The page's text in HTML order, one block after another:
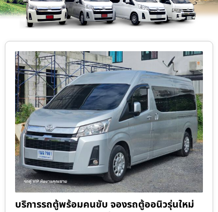
บริการรถตู้พร้อมคนขับ จองรถตู้ออนิวรุ่นใหม่